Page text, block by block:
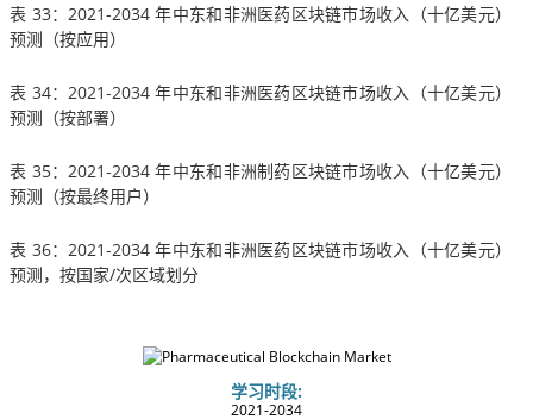
表 33：2021-2034 年中东和非洲医药区块链市场收入（十亿美元）
预测（按应用）
表 34：2021-2034 年中东和非洲医药区块链市场收入（十亿美元）
预测（按部署）
表 35：2021-2034 年中东和非洲制药区块链市场收入（十亿美元）
预测（按最终用户）
表 36：2021-2034 年中东和非洲医药区块链市场收入（十亿美元）
预测，按国家/次区域划分
学习时段:
2021-2034